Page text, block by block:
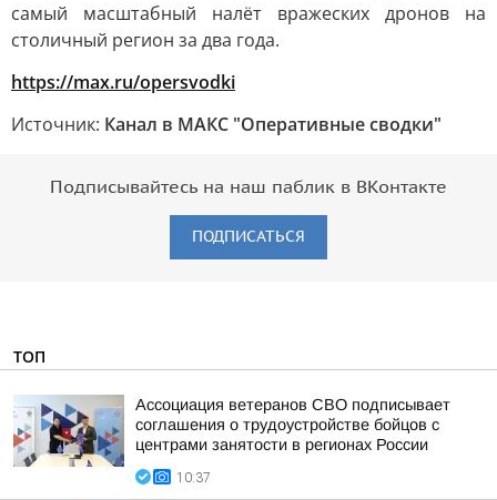
самый масштабный налёт вражеских дронов на
столичный регион за два года.
https://max.ru/opersvodki
Источник: Канал в МАКС "Оперативные сводки"
Подписывайтесь на наш паблик в ВКонтакте
ПОДПИСАТЬСЯ
ТОП
Ассоциация ветеранов СВО подписывает
соглашения о трудоустройстве бойцов с
центрами занятости в регионах России
10:37